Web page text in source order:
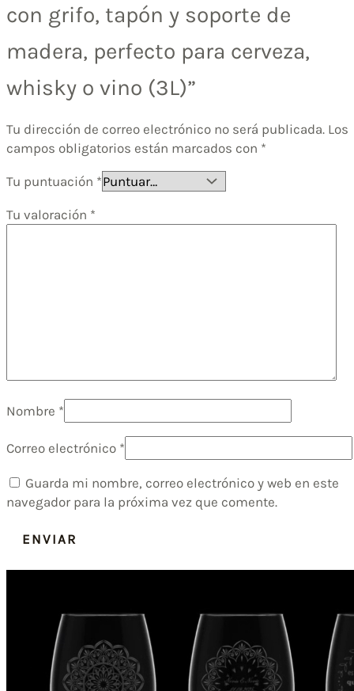
con grifo, tapón y soporte de
madera, perfecto para cerveza,
whisky o vino (3L)”
Tu dirección de correo electrónico no será publicada. Los
campos obligatorios están marcados con *
Tu puntuación *
Tu valoración *
Nombre *
Correo electrónico *
Guarda mi nombre, correo electrónico y web en este
navegador para la próxima vez que comente.